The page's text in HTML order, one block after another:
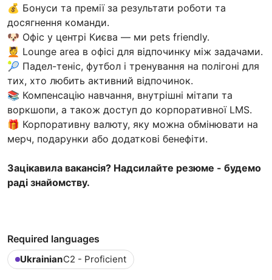
💰 Бонуси та премії за результати роботи та
досягнення команди.
🐶 Офіс у центрі Києва — ми pets friendly.
💆 Lounge area в офісі для відпочинку між задачами.
🎾 Падел-теніс, футбол і тренування на полігоні для
тих, хто любить активний відпочинок.
📚 Компенсацію навчання, внутрішні мітапи та
воркшопи, а також доступ до корпоративної LMS.
🎁 Корпоративну валюту, яку можна обмінювати на
мерч, подарунки або додаткові бенефіти.
Зацікавила вакансія? Надсилайте резюме - будемо
раді знайомству.
Required languages
UkrainianC2 - Proficient